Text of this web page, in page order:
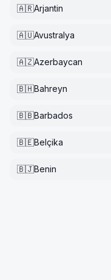
🇦🇷Arjantin
🇦🇺Avustralya
🇦🇿Azerbaycan
🇧🇭Bahreyn
🇧🇧Barbados
🇧🇪Belçika
🇧🇯Benin